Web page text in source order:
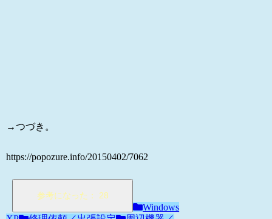
→つづき。
https://popozure.info/20150402/7062
Windows